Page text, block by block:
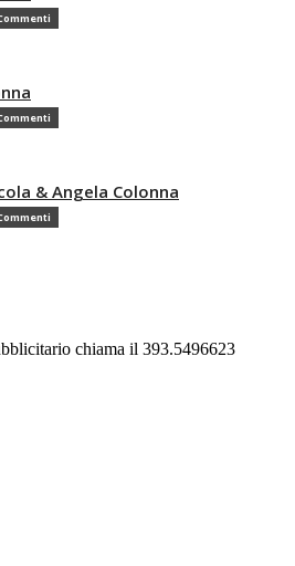
& Angela Colonna
chiama il 393.5496623